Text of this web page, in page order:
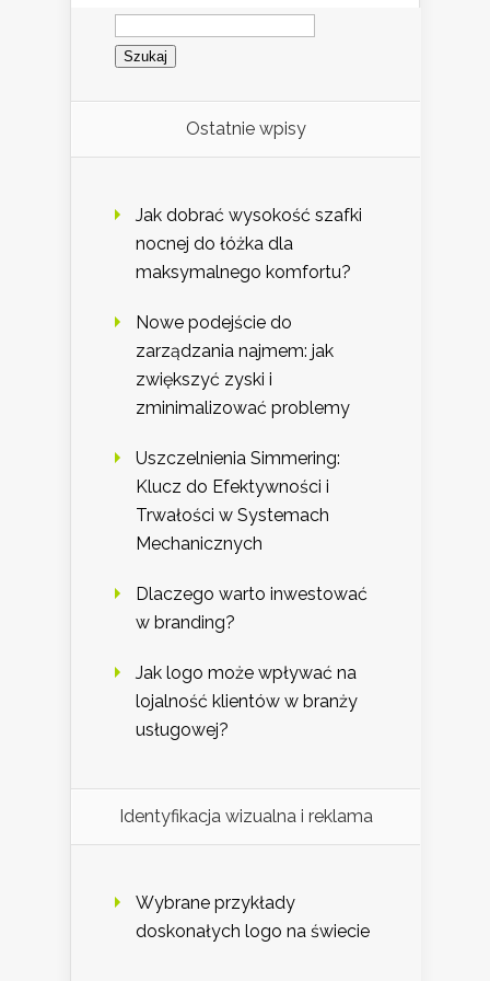
Szukaj:
Ostatnie wpisy
Jak dobrać wysokość szafki
nocnej do łóżka dla
maksymalnego komfortu?
Nowe podejście do
zarządzania najmem: jak
zwiększyć zyski i
zminimalizować problemy
Uszczelnienia Simmering:
Klucz do Efektywności i
Trwałości w Systemach
Mechanicznych
Dlaczego warto inwestować
w branding?
Jak logo może wpływać na
lojalność klientów w branży
usługowej?
Identyfikacja wizualna i reklama
Wybrane przykłady
doskonałych logo na świecie